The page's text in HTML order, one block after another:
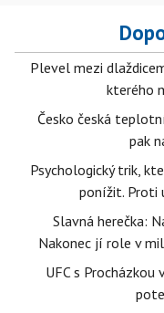
Plevel mezi
kterého
Česko česká
pak
Psychologický trik,
ponížit. Proti
Slavná herečka:
Nakonec jí role v
UFC s Procházkou